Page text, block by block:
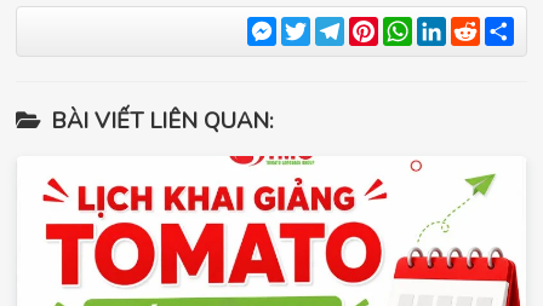
Messenger
TwitterTelegram
Pinterest
WhatsApp
LinkedIn
Reddit
BÀI VIẾT LIÊN QUAN: